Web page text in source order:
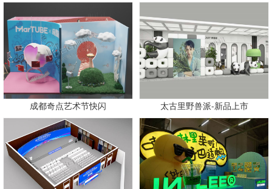
成都奇点艺术节快闪 太古里野兽派-新品上市